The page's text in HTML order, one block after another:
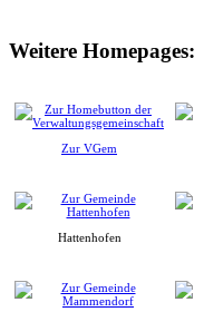
Weitere Homepages:
Zur VGem
Hattenhofen